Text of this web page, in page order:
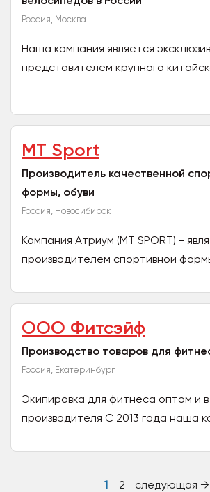
Россия, Москва
Наша компания является
представителем крупного
MT Sport
Производитель качественной
формы, обуви
Россия, Новосибирск
Компания Атриум (МТ SPORT) -
производителем спортивной
представлена -...
ООО Фитсэйф
Производство товаров для
Россия, Екатеринбург
Экипировка для фитнеса оптом и в
производителя С 2013 года наша
и в розницу...
1 2 следующая →